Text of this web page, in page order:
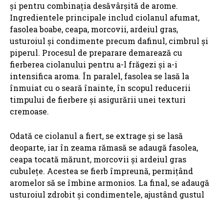
și pentru combinația desăvârșită de arome.
Ingredientele principale includ ciolanul afumat,
fasolea boabe, ceapa, morcovii, ardeiul gras,
usturoiul și condimente precum dafinul, cimbrul și
piperul. Procesul de preparare demarează cu
fierberea ciolanului pentru a-l frăgezi și a-i
intensifica aroma. În paralel, fasolea se lasă la
înmuiat cu o seară înainte, în scopul reducerii
timpului de fierbere și asigurării unei texturi
cremoase.
Odată ce ciolanul a fiert, se extrage și se lasă
deoparte, iar în zeama rămasă se adaugă fasolea,
ceapa tocată mărunt, morcovii și ardeiul gras
cubulețe. Acestea se fierb împreună, permițând
aromelor să se îmbine armonios. La final, se adaugă
usturoiul zdrobit și condimentele, ajustând gustul